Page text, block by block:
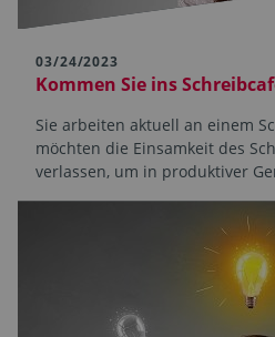
03/24/2023
Kommen Sie ins
Sie arbeiten aktuell an einem
möchten die Einsamkeit des
verlassen, um in produktiver